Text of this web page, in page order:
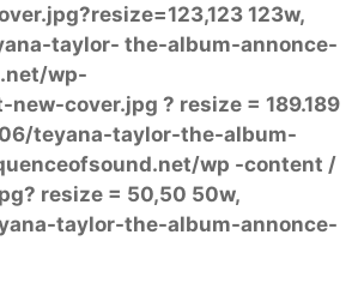
123w,
taylor- the-album-annonce-
wp-
cover.jpg ? resize = 189.189
teyana-taylor-the-album-
wp -content /
resize = 50,50 50w,
taylor-the-album-annonce-